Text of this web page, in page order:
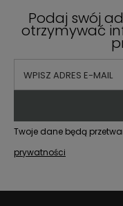
Podaj swój
otrzymywać
Twoje dane będą
prywatności